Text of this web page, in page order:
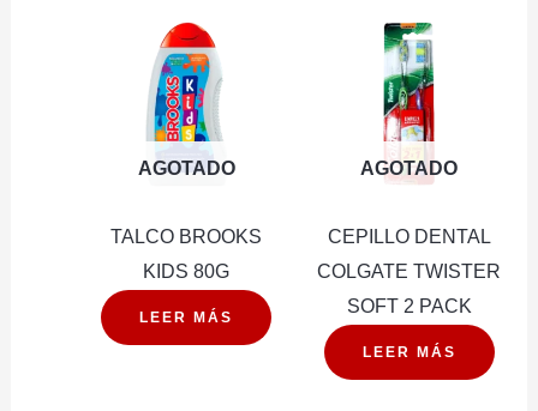
AGOTADO
TALCO BROOKS
KIDS 80G
LEER MÁS
AGOTADO
CEPILLO DENTAL
COLGATE TWISTER
SOFT 2 PACK
LEER MÁS